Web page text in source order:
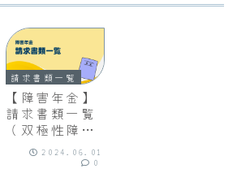
請求書類一覧
【障害年金】
請求書類一覧
（双極性障
害） 2024.06.01
0